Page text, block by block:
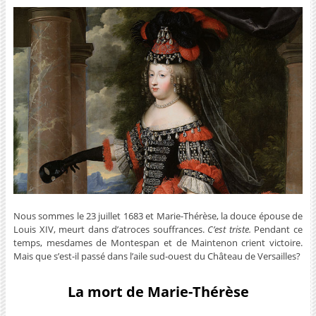
Nous sommes le 23 juillet 1683 et Marie-Thérèse, la douce épouse de
Louis XIV, meurt dans d’atroces souffrances. C’est triste. Pendant ce
temps, mesdames de Montespan et de Maintenon crient victoire.
Mais que s’est-il passé dans l’aile sud-ouest du Château de Versailles?
La mort de Marie-Thérèse